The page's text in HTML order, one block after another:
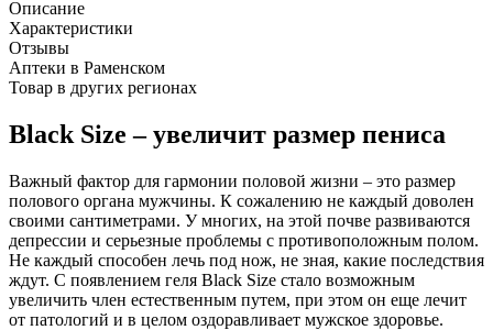
Описание
Характеристики
Отзывы
Аптеки в Раменском
Товар в других регионах
Black Size – увеличит размер пениса
Важный фактор для гармонии половой жизни – это размер
полового органа мужчины. К сожалению не каждый доволен
своими сантиметрами. У многих, на этой почве развиваются
депрессии и серьезные проблемы с противоположным полом.
Не каждый способен лечь под нож, не зная, какие последствия
ждут. С появлением геля Black Size стало возможным
увеличить член естественным путем, при этом он еще лечит
от патологий и в целом оздоравливает мужское здоровье.